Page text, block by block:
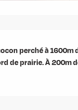
perché à
de prairie. À 200m